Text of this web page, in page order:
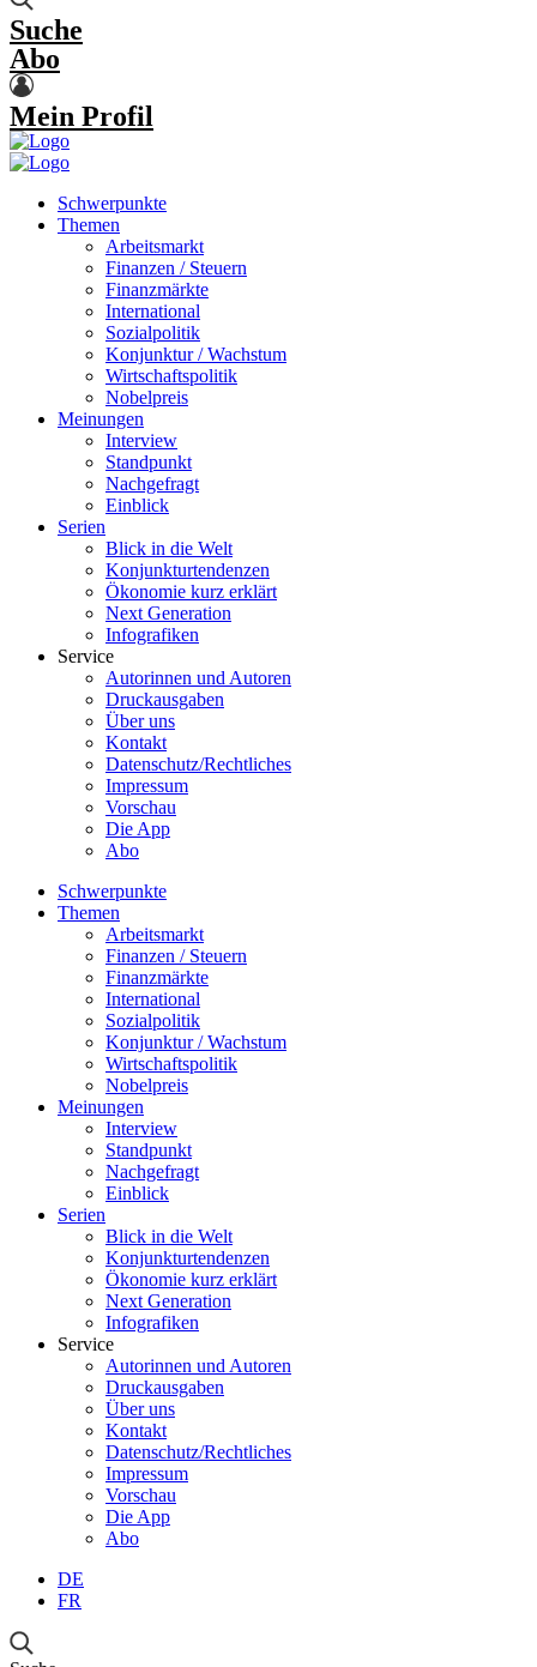
Suche
Abo
Mein Profil
Schwerpunkte
Themen
Arbeitsmarkt
Finanzen / Steuern
Finanzmärkte
International
Sozialpolitik
Konjunktur / Wachstum
Wirtschaftspolitik
Nobelpreis
Meinungen
Interview
Standpunkt
Nachgefragt
Einblick
Serien
Blick in die Welt
Konjunkturtendenzen
Ökonomie kurz erklärt
Next Generation
Infografiken
Service
Autorinnen und Autoren
Druckausgaben
Über uns
Kontakt
Datenschutz/Rechtliches
Impressum
Vorschau
Die App
Abo
Schwerpunkte
Themen
Arbeitsmarkt
Finanzen / Steuern
Finanzmärkte
International
Sozialpolitik
Konjunktur / Wachstum
Wirtschaftspolitik
Nobelpreis
Meinungen
Interview
Standpunkt
Nachgefragt
Einblick
Serien
Blick in die Welt
Konjunkturtendenzen
Ökonomie kurz erklärt
Next Generation
Infografiken
Service
Autorinnen und Autoren
Druckausgaben
Über uns
Kontakt
Datenschutz/Rechtliches
Impressum
Vorschau
Die App
Abo
DE
FR